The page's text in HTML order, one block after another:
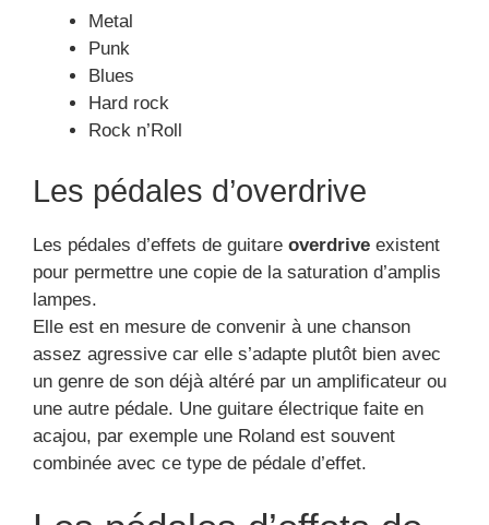
Metal
Punk
Blues
Hard rock
Rock n’Roll
Les pédales d’overdrive
Les pédales d’effets de guitare overdrive existent
pour permettre une copie de la saturation d’amplis
lampes.
Elle est en mesure de convenir à une chanson
assez agressive car elle s’adapte plutôt bien avec
un genre de son déjà altéré par un amplificateur ou
une autre pédale. Une guitare électrique faite en
acajou, par exemple une Roland est souvent
combinée avec ce type de pédale d’effet.